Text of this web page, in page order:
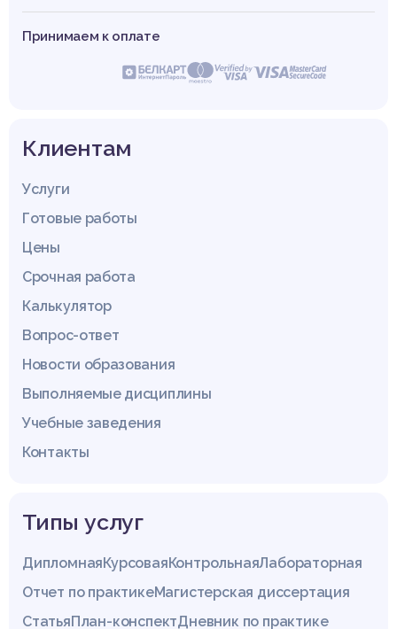
Принимаем к оплате
Клиентам
Услуги
Готовые работы
Цены
Срочная работа
Калькулятор
Вопрос-ответ
Новости образования
Выполняемые дисциплины
Учебные заведения
Контакты
Типы услуг
ДипломнаяКурсоваяКонтрольнаяЛабораторная
Отчет по практикеМагистерская диссертация
СтатьяПлан-конспектДневник по практике